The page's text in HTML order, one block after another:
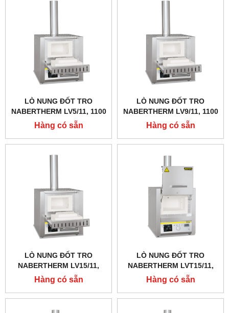
LÒ NUNG ĐỐT TRO
NABERTHERM LV5/11, 1100
ĐỘ 5 LÍT
Hàng có sẵn
LÒ NUNG ĐỐT TRO
NABERTHERM LV9/11, 1100
ĐỘ 9 LÍT
Hàng có sẵn
LÒ NUNG ĐỐT TRO
NABERTHERM LV15/11,
1100 ĐỘ 15 LÍT
Hàng có sẵn
LÒ NUNG ĐỐT TRO
NABERTHERM LVT15/11,
1100 ĐỘ 15 LÍT, CỬA
TRƯỢT LÊN
Hàng có sẵn